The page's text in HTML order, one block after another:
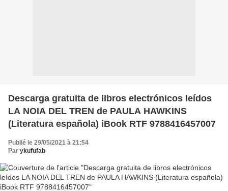
Descarga gratuita de libros electrónicos leídos
LA NOIA DEL TREN de PAULA HAWKINS
(Literatura española) iBook RTF 9788416457007
Publié le 29/05/2021 à 21:54
Par ykufufab